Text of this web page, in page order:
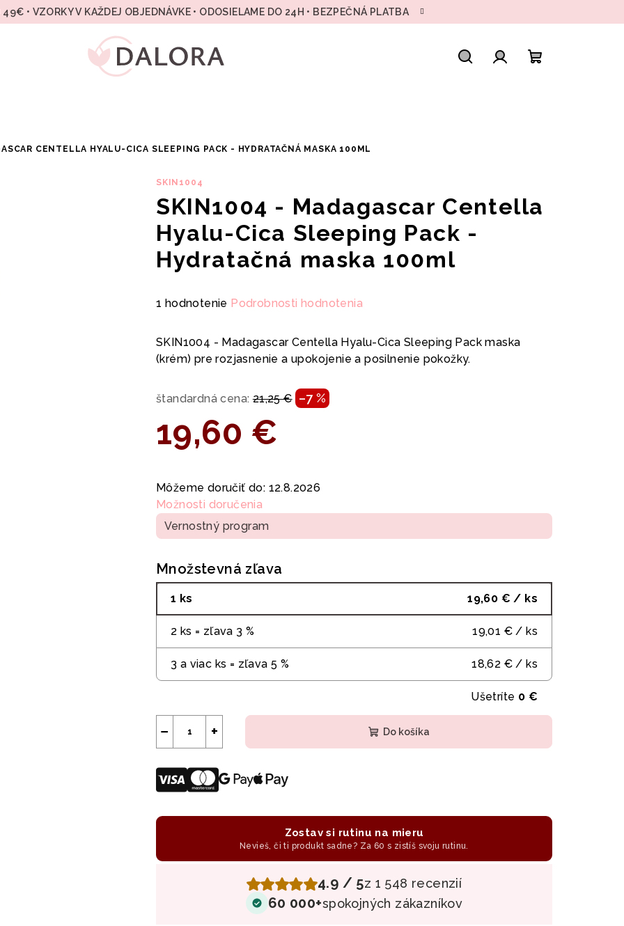
49€ • VZORKY V KAŽDEJ OBJEDNÁVKE • ODOSIELAME DO 24H • BEZPEČNÁ PLATBA
CENTELLA HYALU-CICA SLEEPING PACK - HYDRATAČNÁ MASKA 100ML
SKIN1004
SKIN1004 - Madagascar Centella
Hyalu-Cica Sleeping Pack -
Hydratačná maska 100ml
Priemerné
produktu
je
5
hviezdičiek.
1 hodnotenie Podrobnosti hodnotenia
SKIN1004 - Madagascar Centella Hyalu-Cica Sleeping Pack maska
(krém) pre rozjasnenie a upokojenie a posilnenie pokožky.
štandardná cena: 21,25 € –7 %
19,60 €
cena:
Môžeme doručiť do: 12.8.2026
Možnosti doručenia
Vernostný program
Množstevná zľava
1 ks 19,60 € / ks
2 ks = zľava 3 % 19,01 € / ks
3 a viac ks = zľava 5 % 18,62 € / ks
Ušetríte 0 €
+
− Do košíka
Zostav si rutinu na mieru
Nevieš, či ti produkt sadne? Za 60 s zistíš svoju rutinu.
4.9 / 5z 1 548 recenzií
60 000+spokojných zákazníkov